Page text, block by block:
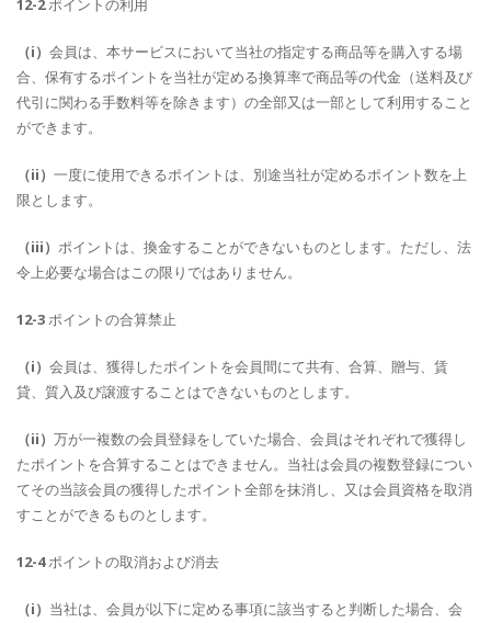
12-2ポイントの利用
（i） 会員は、本サービスにおいて当社の指定する商品等を購入する場
合、保有するポイントを当社が定める換算率で商品等の代金（送料及び
代引に関わる手数料等を除きます）の全部又は一部として利用すること
ができます。
（ii） 一度に使用できるポイントは、別途当社が定めるポイント数を上
限とします。
（iii） ポイントは、換金することができないものとします。ただし、法
令上必要な場合はこの限りではありません。
12-3ポイントの合算禁止
（i） 会員は、獲得したポイントを会員間にて共有、合算、贈与、賃
貸、質入及び譲渡することはできないものとします。
（ii） 万が一複数の会員登録をしていた場合、会員はそれぞれで獲得し
たポイントを合算することはできません。当社は会員の複数登録につい
てその当該会員の獲得したポイント全部を抹消し、又は会員資格を取消
すことができるものとします。
12-4ポイントの取消および消去
（i） 当社は、会員が以下に定める事項に該当すると判断した場合、会